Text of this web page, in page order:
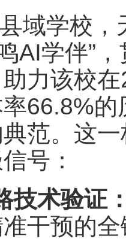
域学校，
AI学伴”
力该校
66.8%
范。这
号：
技术验证
干预的